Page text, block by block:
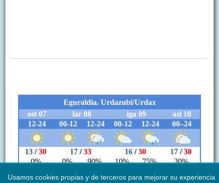
Usamos cookies propias y de terceros para mejorar su experiencia